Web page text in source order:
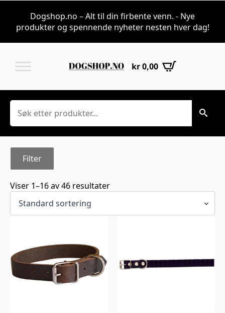
Outlet —
Dogshop.no – Alt til din firbente venn. - Nye
produkter og spennende nyheter nesten hver dag!
kr0,00
Søk
Filter
Viser 1–16 av 46 resultater